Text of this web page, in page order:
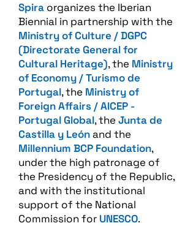
Spira organizes the Iberian
Biennial in partnership with the
Ministry of Culture / DGPC
(Directorate General for
Cultural Heritage), the Ministry
of Economy / Turismo de
Portugal, the Ministry of
Foreign Affairs / AICEP -
Portugal Global, theJunta de
Castilla y Leónand the
Millennium BCP Foundation,
under the high patronage of
the Presidency of the Republic,
and with the institutional
support of the National
Commission for UNESCO.